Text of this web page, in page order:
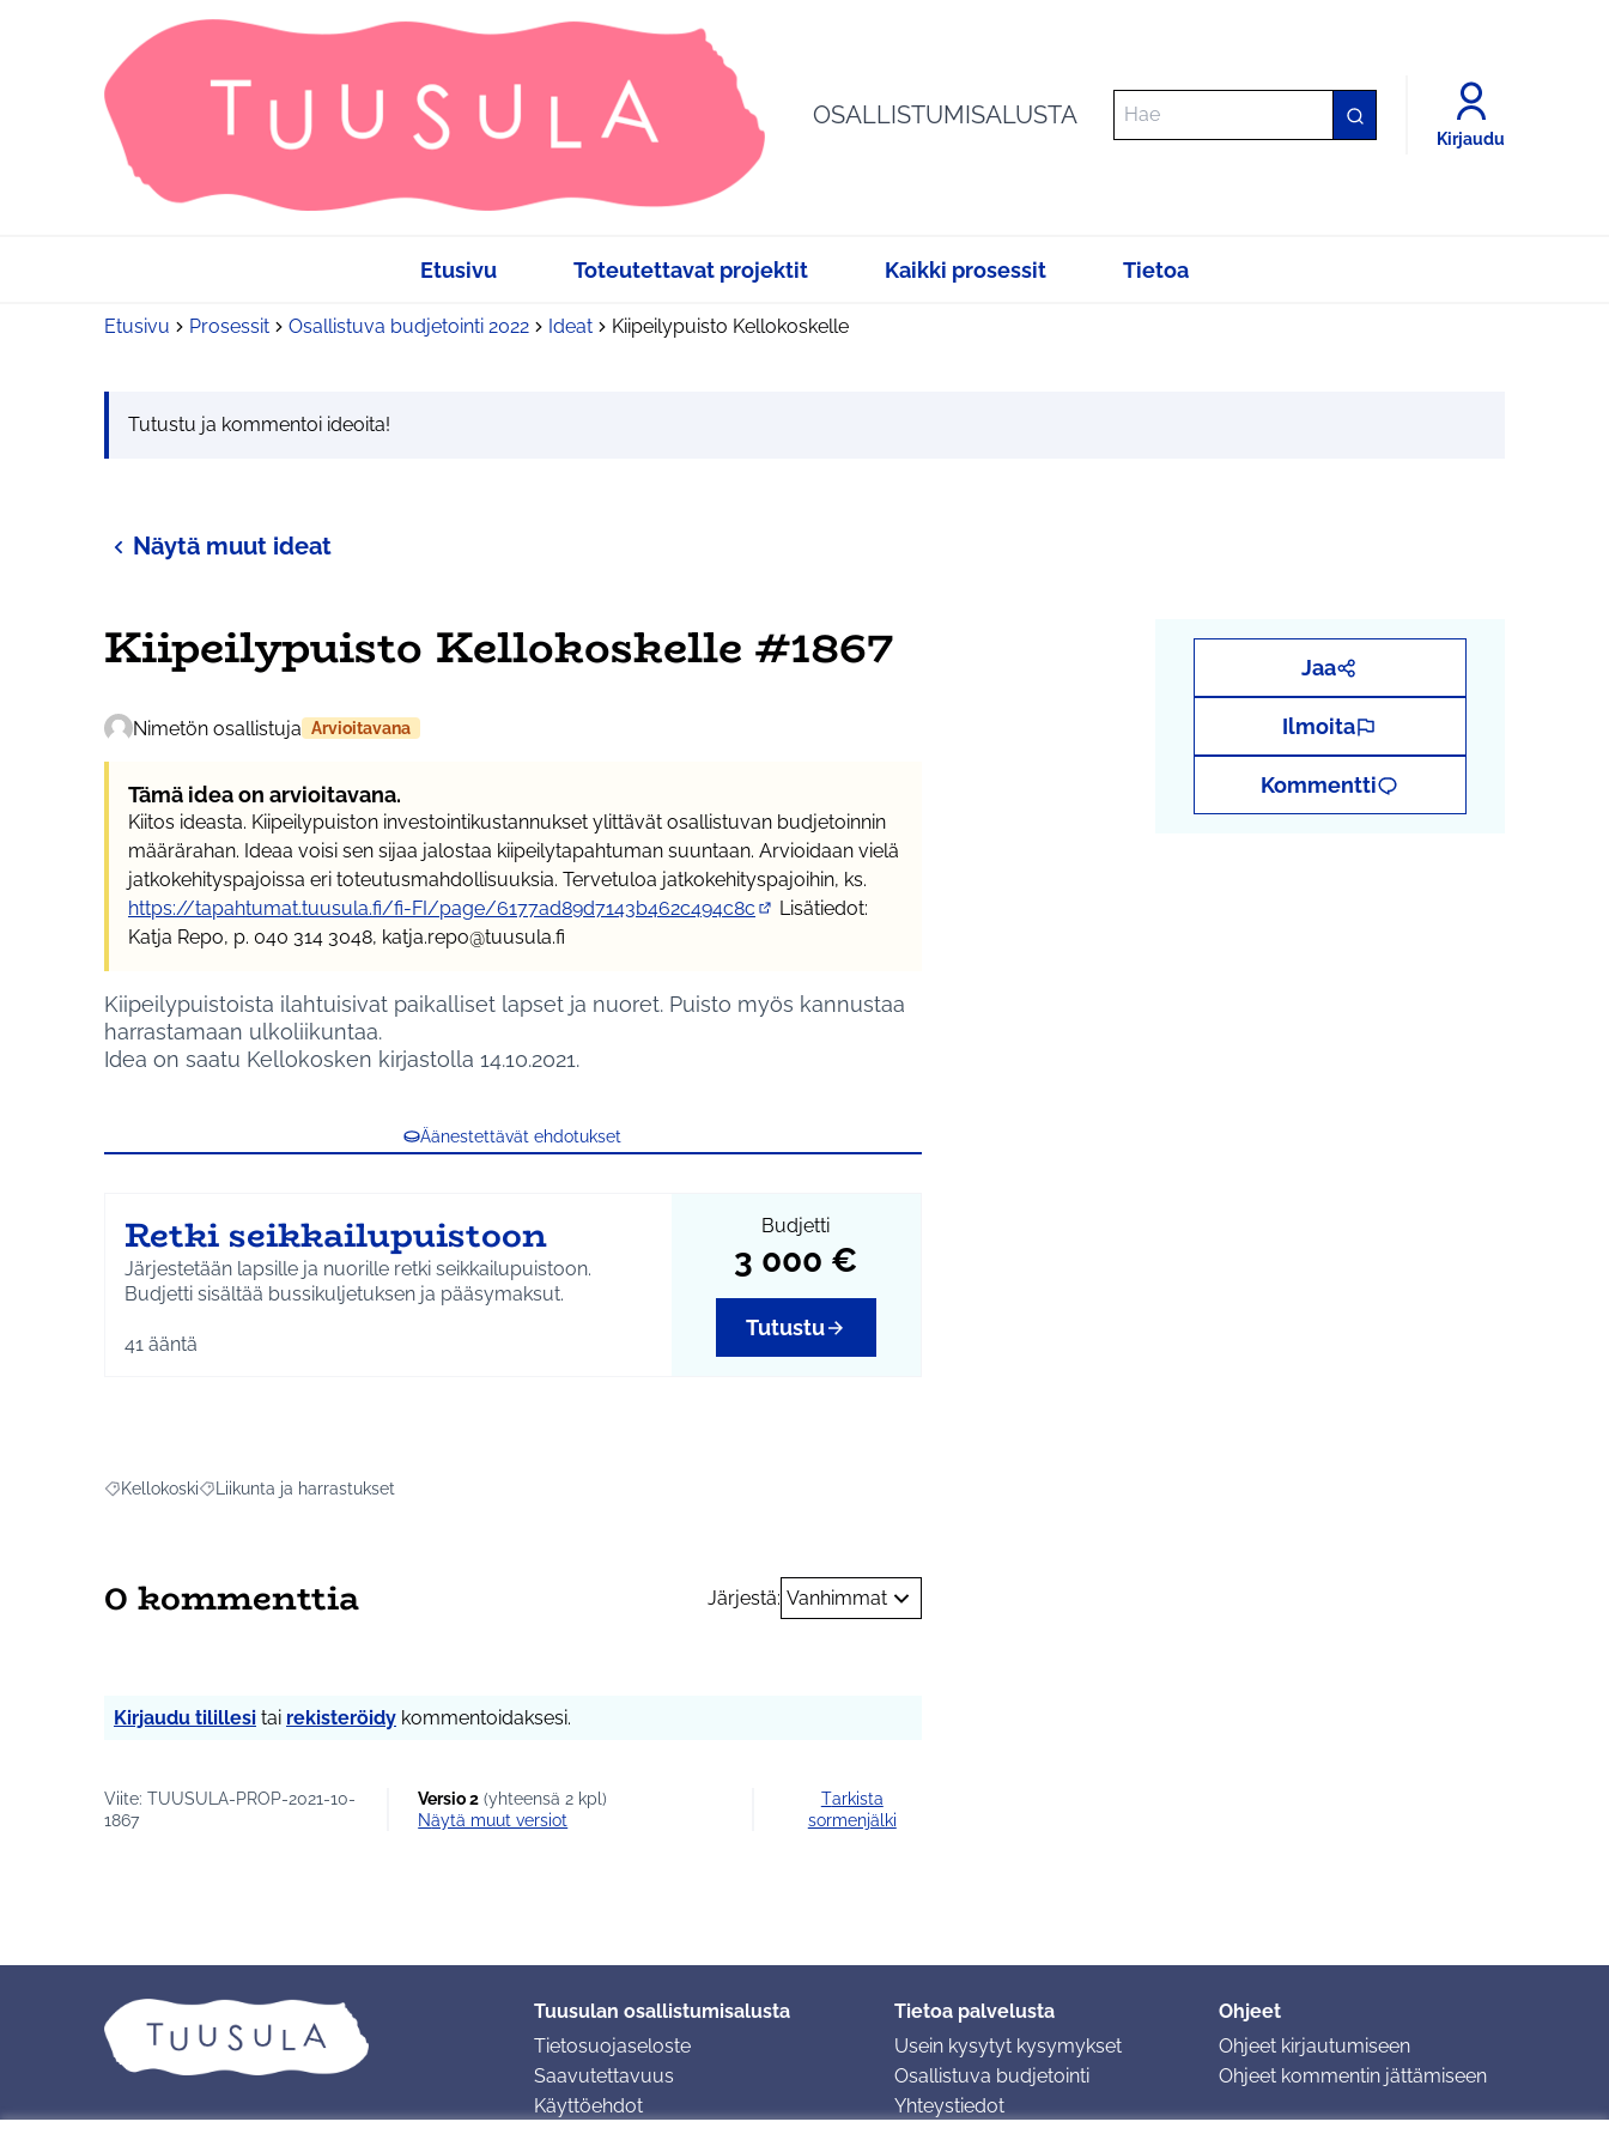
OSALLISTUMISALUSTA
Kirjaudu
Etusivu Toteutettavat projektit Kaikki prosessit Tietoa
Etusivu Prosessit Osallistuva budjetointi 2022 Ideat Kiipeilypuisto Kellokoskelle
Tutustu ja kommentoi ideoita!
Näytä muut ideat
Kiipeilypuisto Kellokoskelle #1867
Nimetön osallistuja Arvioitavana
Tämä idea on arvioitavana.
Kiitos ideasta. Kiipeilypuiston investointikustannukset ylittävät osallistuvan budjetoinnin
määrärahan. Ideaa voisi sen sijaa jalostaa kiipeilytapahtuman suuntaan. Arvioidaan vielä
jatkokehityspajoissa eri toteutusmahdollisuuksia. Tervetuloa jatkokehityspajoihin, ks.
https://tapahtumat.tuusula.fi/fi-FI/page/6177ad89d7143b462c494c8c
Lisätiedot:
Katja Repo, p. 040 314 3048, katja.repo@tuusula.fi
Kiipeilypuistoista ilahtuisivat paikalliset lapset ja nuoret. Puisto myös kannustaa
harrastamaan ulkoliikuntaa.
Idea on saatu Kellokosken kirjastolla 14.10.2021.
Äänestettävät ehdotukset
Retki seikkailupuistoon
Järjestetään lapsille ja nuorille retki seikkailupuistoon.
Budjetti sisältää bussikuljetuksen ja pääsymaksut.
41 ääntä
Budjetti
3 000 €
Tutustu
Rajaa tulokset aihepiirin mukaan: Kellokoski
Kellokoski Rajaa tulokset teeman mukaan: Liikunta ja harrastukset
Liikunta ja harrastukset
Jaa
Ilmoita
Kommentti
0 kommenttia Järjestä: Vanhimmat
Kirjaudu tilillesi tai rekisteröidy kommentoidaksesi.
Viite: TUUSULA-PROP-2021-10-
1867
Versio 2 (yhteensä 2 kpl)
näytä muut versiot
Tarkista
sormenjälki
Tuusulan osallistumisalusta
Tietosuojaseloste
Saavutettavuus
Käyttöehdot
Tietoa palvelusta
Usein kysytyt kysymykset
Osallistuva budjetointi
Yhteystiedot
Ohjeet
Ohjeet kirjautumiseen
Ohjeet kommentin jättämiseen